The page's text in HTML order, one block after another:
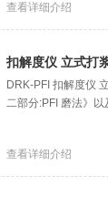
查看详细介绍
扣解度仪 立式打
DRK-PFI 扣解度仪
二部分:PFI 磨法》
查看详细介绍